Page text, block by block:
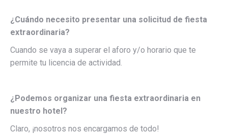
¿Cuándo necesito presentar una solicitud de fiesta
extraordinaria?
Cuando se vaya a superar el aforo y/o horario que te
permite tu licencia de actividad.
¿Podemos organizar una fiesta extraordinaria en
nuestro hotel?
Claro, ¡nosotros nos encargamos de todo!